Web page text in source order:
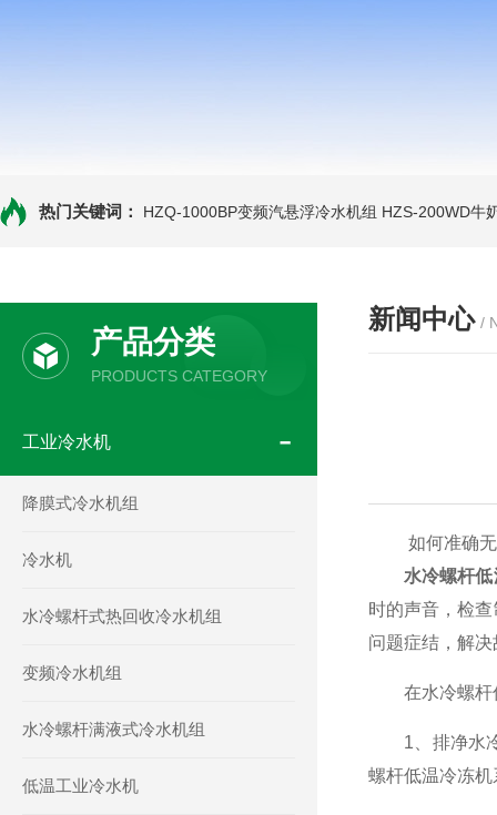
热门关键词： HZQ-1000BP变频汽悬浮冷水机组 HZS-200WD牛
产品分类
PRODUCTS CATEGORY
工业冷水机
降膜式冷水机组
冷水机
水冷螺杆式热回收冷水机组
变频冷水机组
水冷螺杆满液式冷水机组
低温工业冷水机
新闻中心 /
如何准确无
水冷螺杆
时的声音，检
问题症结，解决
在水冷螺杆低
1、排净水冷
螺杆低温冷冻